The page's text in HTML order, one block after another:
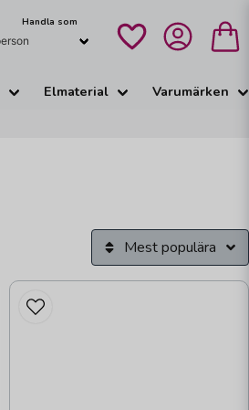
Handla som
Elmaterial Varumärken
Mest populära